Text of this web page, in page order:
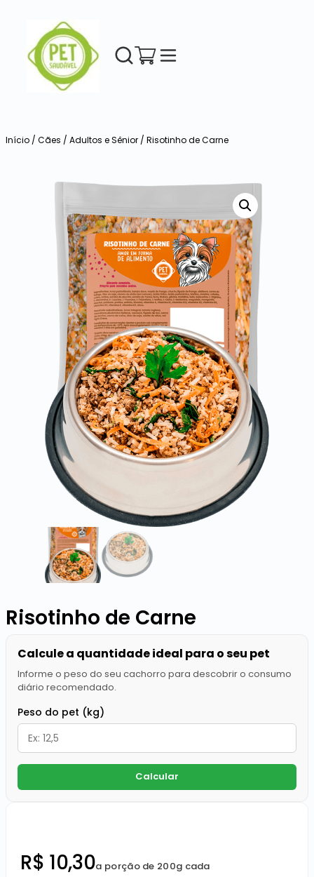
Início / Cães / Adultos e Sênior / Risotinho de Carne
Risotinho de Carne
Calcule a quantidade ideal para o seu pet
Informe o peso do seu cachorro para descobrir o consumo
diário recomendado.
Peso do pet (kg)
Calcular
R$ 10,30a porção de 200g cada